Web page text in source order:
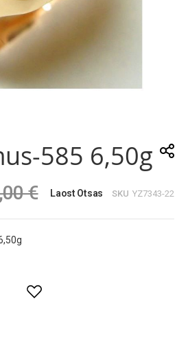
585 6,50g
€ Laost Otsas SKU YZ7343-22